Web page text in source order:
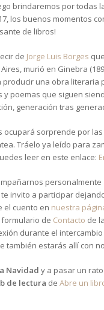
brindaremos por todas
los buenos momentos
de libros!
de Jorge Luis Borges
murió en Ginebra
una obra literaria
y poemas que siguen
generación tras
ocupará sorprende por
Tráelo ya leído para
leer en este enlace:
te invito a participar
el cuento en nuestra
formulario de Contacto de
durante el intercambio
también estarás allí con
Navidad y a pasar un
de lectura de Abre un